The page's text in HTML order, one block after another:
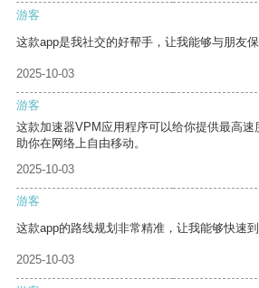
游客
这款app是我社交的好帮手，让我能够与朋友
2025-10-03
游客
这款加速器VPM应用程序可以给你提供最高
助你在网络上自由移动。
2025-10-03
游客
这款app的路线规划非常精准，让我能够快速到
2025-10-03